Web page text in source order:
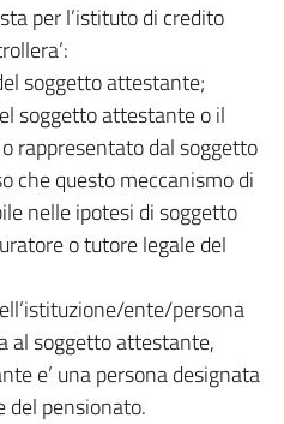
per l’istituto di credito
soggetto attestante;
soggetto attestante o il
rappresentato dal soggetto
che questo meccanismo di
nelle ipotesi di soggetto
o tutore legale del
ente/persona
al soggetto attestante,
e’ una persona designata
del pensionato.